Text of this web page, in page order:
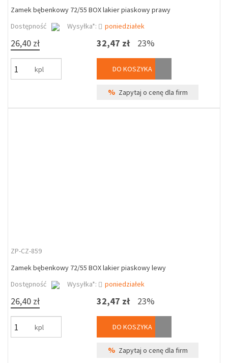
Zamek bębenkowy 72/55 BOX lakier piaskowy prawy
Dostępność
Wysyłka*: poniedziałek
26,40 zł
kpl
32,47 zł 23%
DO KOSZYKA
% Zapytaj o cenę dla firm
ZP-CZ-859
Zamek bębenkowy 72/55 BOX lakier piaskowy lewy
Dostępność
Wysyłka*: poniedziałek
26,40 zł
kpl
32,47 zł 23%
DO KOSZYKA
% Zapytaj o cenę dla firm